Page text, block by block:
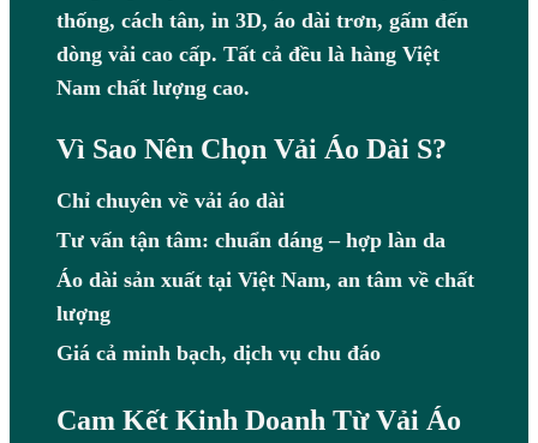
thống, cách tân, in 3D, áo dài trơn, gấm đến
dòng vải cao cấp. Tất cả đều là hàng Việt
Nam chất lượng cao.
Vì Sao Nên Chọn Vải Áo Dài S?
Chỉ chuyên về vải áo dài
Tư vấn tận tâm: chuẩn dáng – hợp làn da
Áo dài sản xuất tại Việt Nam, an tâm về chất
lượng
Giá cả minh bạch, dịch vụ chu đáo
Cam Kết Kinh Doanh Từ Vải Áo